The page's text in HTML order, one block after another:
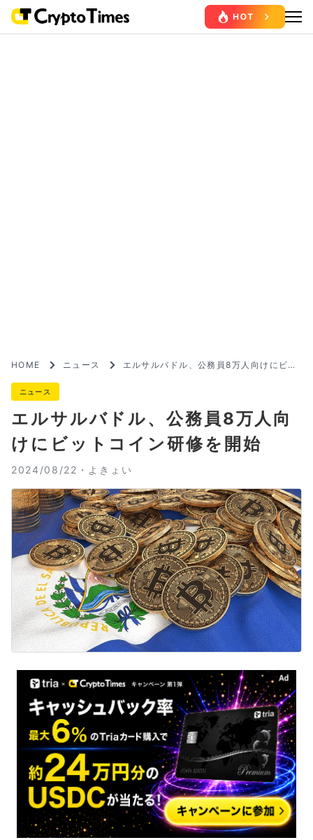
HOME ニュース
エルサルバドル、公務員8万人向けにビッ
ニュース
エルサルバドル、公務員8万人向
けにビットコイン研修を開始
2024/08/22・ よきょい